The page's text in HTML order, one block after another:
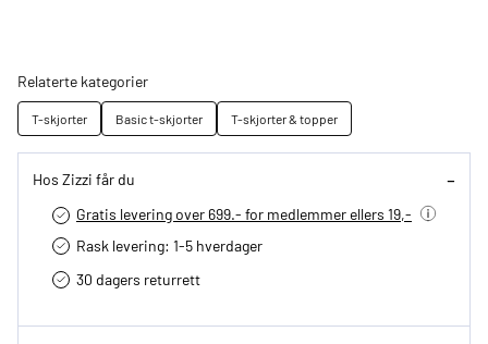
Relaterte kategorier
T-skjorter Basic t-skjorter T-skjorter & topper
Hos Zizzi får du
Gratis levering over 699.- for medlemmer ellers 19,-
Rask levering: 1-5 hverdager
30 dagers returrett